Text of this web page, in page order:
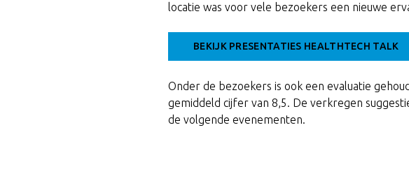
locatie was voor vele bezoekers een nieuwe
BEKIJK PRESENTATIES HEALTHTECH TALK
Onder de bezoekers is ook een evaluatie
gemiddeld cijfer van 8,5. De verkregen
de volgende evenementen.